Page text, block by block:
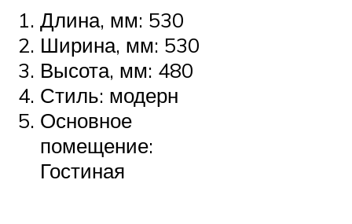
Длина, мм: 530
Ширина, мм: 530
Высота, мм: 480
Стиль: модерн
Основное
помещение:
Гостиная